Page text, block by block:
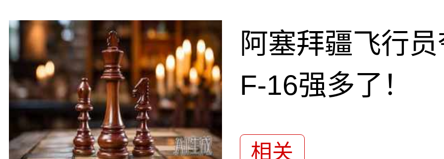
阿塞拜疆飞行
F-16强多了！
相关